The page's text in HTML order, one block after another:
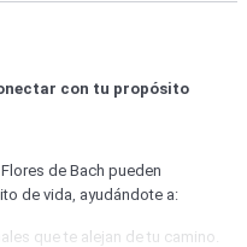
con tu propósito
de Bach pueden
de vida, ayudándote a:
que te alejan de tu camino.